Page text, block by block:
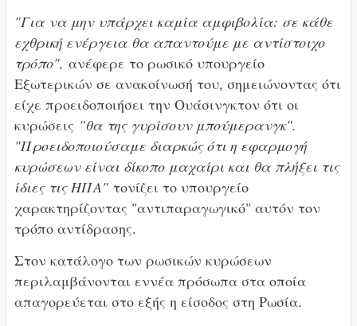
"Για να μην υπάρχει καμία αμφιβολία: σε κάθε
εχθρική ενέργεια θα απαντούμε με αντίστοιχο
τρόπο", ανέφερε το ρωσικό υπουργείο
Εξωτερικών σε ανακοίνωσή του, σημειώνοντας ότι
είχε προειδοποιήσει την Ουάσινγκτον ότι οι
κυρώσεις "θα της γυρίσουν μπούμερανγκ".
"Προειδοποιούσαμε διαρκώς ότι η εφαρμογή
κυρώσεων είναι δίκοπο μαχαίρι και θα πλήξει τις
ίδιες τις ΗΠΑ"τονίζει το υπουργείο
χαρακτηρίζοντας "αντιπαραγωγικό" αυτόν τον
τρόπο αντίδρασης.
Στον κατάλογο των ρωσικών κυρώσεων
περιλαμβάνονται εννέα πρόσωπα στα οποία
απαγορεύεται στο εξής η είσοδος στη Ρωσία.